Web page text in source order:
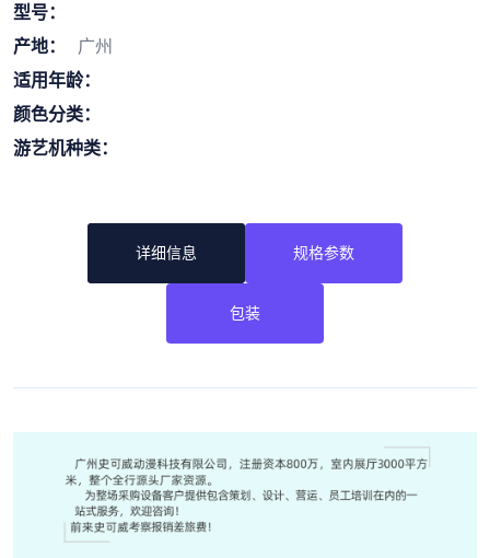
型号：
产地：
广州
适用年龄：
颜色分类：
游艺机种类：
详细信息 规格参数
包装